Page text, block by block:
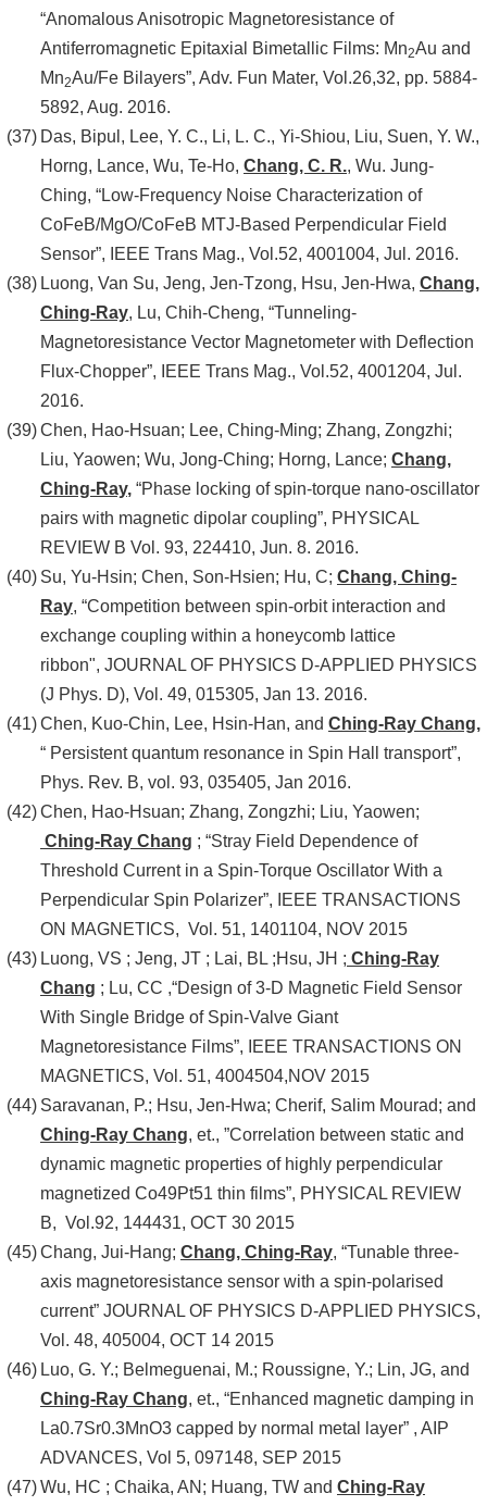
“Anomalous Anisotropic Magnetoresistance of
Antiferromagnetic Epitaxial Bimetallic Films: Mn2Au and
Mn2Au/Fe Bilayers”, Adv. Fun Mater, Vol.26,32, pp. 5884-
5892, Aug. 2016.
Das, Bipul, Lee, Y. C., Li, L. C., Yi-Shiou, Liu, Suen, Y. W.,
Horng, Lance, Wu, Te-Ho, Chang, C. R., Wu. Jung-
Ching, “Low-Frequency Noise Characterization of
CoFeB/MgO/CoFeB MTJ-Based Perpendicular Field
Sensor”, IEEE Trans Mag., Vol.52, 4001004, Jul. 2016.
Luong, Van Su, Jeng, Jen-Tzong, Hsu, Jen-Hwa, Chang,
Ching-Ray, Lu, Chih-Cheng, “Tunneling-
Magnetoresistance Vector Magnetometer with Deflection
Flux-Chopper”, IEEE Trans Mag., Vol.52, 4001204, Jul.
2016.
Chen, Hao-Hsuan; Lee, Ching-Ming; Zhang, Zongzhi;
Liu, Yaowen; Wu, Jong-Ching; Horng, Lance; Chang,
Ching-Ray, “Phase locking of spin-torque nano-oscillator
pairs with magnetic dipolar coupling”, PHYSICAL
REVIEW B Vol. 93, 224410, Jun. 8. 2016.
Su, Yu-Hsin; Chen, Son-Hsien; Hu, C; Chang, Ching-
Ray, “Competition between spin-orbit interaction and
exchange coupling within a honeycomb lattice
ribbon", JOURNAL OF PHYSICS D-APPLIED PHYSICS
(J Phys. D), Vol. 49, 015305, Jan 13. 2016.
Chen, Kuo-Chin, Lee, Hsin-Han, and Ching-Ray Chang,
“ Persistent quantum resonance in Spin Hall transport”,
Phys. Rev. B, vol. 93, 035405, Jan 2016.
Chen, Hao-Hsuan; Zhang, Zongzhi; Liu, Yaowen;
Ching-Ray Chang ; “Stray Field Dependence of
Threshold Current in a Spin-Torque Oscillator With a
Perpendicular Spin Polarizer”, IEEE TRANSACTIONS
ON MAGNETICS, Vol. 51, 1401104, NOV 2015
Luong, VS ; Jeng, JT ; Lai, BL ;Hsu, JH ; Ching-Ray
Chang ; Lu, CC ,“Design of 3-D Magnetic Field Sensor
With Single Bridge of Spin-Valve Giant
Magnetoresistance Films”, IEEE TRANSACTIONS ON
MAGNETICS, Vol. 51, 4004504,NOV 2015
Saravanan, P.; Hsu, Jen-Hwa; Cherif, Salim Mourad; and
Ching-Ray Chang, et., ”Correlation between static and
dynamic magnetic properties of highly perpendicular
magnetized Co49Pt51 thin films”, PHYSICAL REVIEW
B, Vol.92, 144431, OCT 30 2015
Chang, Jui-Hang; Chang, Ching-Ray, “Tunable three-
axis magnetoresistance sensor with a spin-polarised
current” JOURNAL OF PHYSICS D-APPLIED PHYSICS,
Vol. 48, 405004, OCT 14 2015
Luo, G. Y.; Belmeguenai, M.; Roussigne, Y.; Lin, JG, and
Ching-Ray Chang, et., “Enhanced magnetic damping in
La0.7Sr0.3MnO3 capped by normal metal layer” , AIP
ADVANCES, Vol 5, 097148, SEP 2015
Wu, HC ; Chaika, AN; Huang, TW and Ching-Ray